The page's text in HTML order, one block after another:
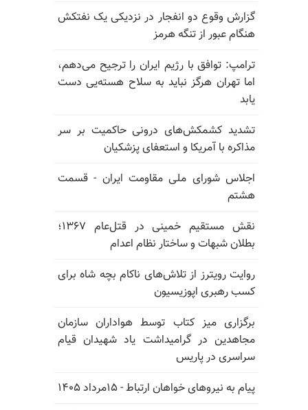
گزارش وقوع دو انفجار در نزدیکی یک نفتکش
هنگام عبور از تنگه هرمز
ترامپ: توافق با رژیم ایران را ترجیح می‌دهم،
اما تهران هرگز نباید به سلاح هسته‌یی دست
یابد
تشدید کشمکش‌های درونی حاکمیت بر سر
مذاکره با آمریکا و استعفای پزشکیان
اجلاس شورای ملی مقاومت ایران - قسمت
هشتم
نقش مستقیم خمینی در قتل‌عام ۱۳۶۷؛
بطلان شبهات و ساختار نظام اعدام
روایت رویترز از تلاش‌های ناکام بچه شاه برای
کسب رهبری اپوزیسیون
برگزاری میز کتاب توسط هواداران سازمان
مجاهدین در گرامیداشت یاد شهیدان قیام
سراسری در پاریس
پیام به نیروهای خواهان ارتباط - ۱۵مرداد ۱۴۰۵